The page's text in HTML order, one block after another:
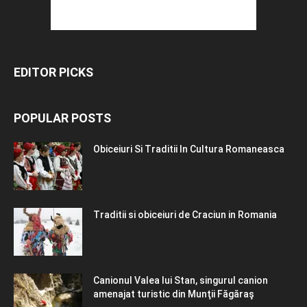
EDITOR PICKS
POPULAR POSTS
Obiceiuri Si Traditii In Cultura Romaneasca
Traditii si obiceiuri de Craciun in Romania
Canionul Valea lui Stan, singurul canion
amenajat turistic din Munţii Făgăraş